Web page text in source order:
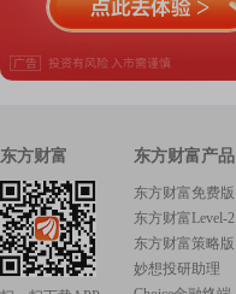
东方财富 东方财富产品
东方财富免费版
东方财富Level-2
东方财富策略版
妙想投研助理